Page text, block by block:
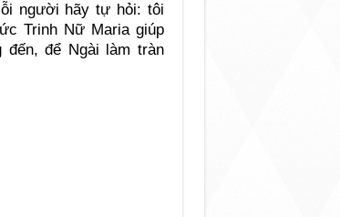
người hãy tự hỏi: tôi
Trinh Nữ Maria giúp
đến, để Ngài làm tràn